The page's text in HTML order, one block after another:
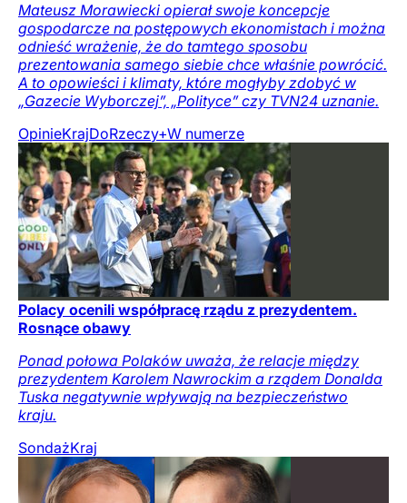
Mateusz Morawiecki opierał swoje koncepcje
gospodarcze na postępowych ekonomistach i można
odnieść wrażenie, że do tamtego sposobu
prezentowania samego siebie chce właśnie powrócić.
A to opowieści i klimaty, które mogłyby zdobyć w
„Gazecie Wyborczej”, „Polityce” czy TVN24 uznanie.
OpinieKrajDoRzeczy+W numerze
Polacy ocenili współpracę rządu z prezydentem.
Rosnące obawy
Ponad połowa Polaków uważa, że relacje między
prezydentem Karolem Nawrockim a rządem Donalda
Tuska negatywnie wpływają na bezpieczeństwo
kraju.
SondażKraj